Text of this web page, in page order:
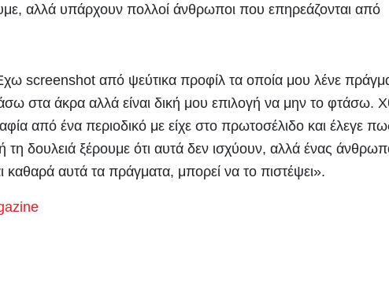
αλλά υπάρχουν πολλοί άνθρωποι που επηρεάζονται από
screenshot από ψεύτικα προφίλ τα οποία μου λένε
στα άκρα αλλά είναι δική μου επιλογή να μην το φτάσω.
από ένα περιοδικό με είχε στο πρωτοσέλιδο και έλεγε
τη δουλειά ξέρουμε ότι αυτά δεν ισχύουν, αλλά ένας
καθαρά αυτά τα πράγματα, μπορεί να το πιστέψει».